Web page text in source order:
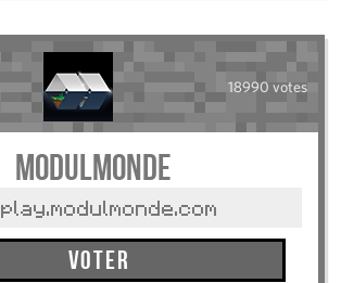
18990 votes
ModulMonde
play.modulmonde.com
Voter